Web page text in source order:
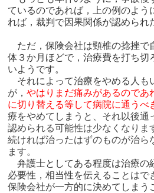
ているのであれば，上の例のよう
れば，裁判で因果関係が認められ
ただ，保険会社は頸椎の捻挫で
体３か月ほどで，治療費を打ち切
いようです。
それによって治療をやめる人も
が，やはりまだ痛みがあるのであ
に切り替える等して病院に通うべ
療をやめてしまうと、それ以後通
認められる可能性は少なくなりま
続ければ治ったはずのものが治ら
ます。
弁護士としてある程度は治療の
必要性，相当性を伝えることはで
保険会社が一方的に決めてしまう